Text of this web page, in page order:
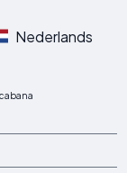
Nederlands